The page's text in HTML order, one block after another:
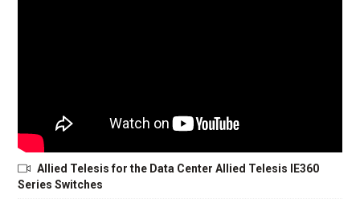
Allied Telesis for the Data Center Allied Telesis IE360
Series Switches